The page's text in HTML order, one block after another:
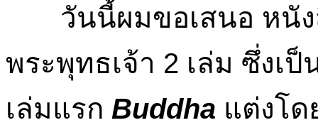
วันนี้ผมขอเสนอ หนัง
พระพุทธเจ้า 2 เล่ม ซึ่งเป็
เล่มแรก Buddha แต่งโ